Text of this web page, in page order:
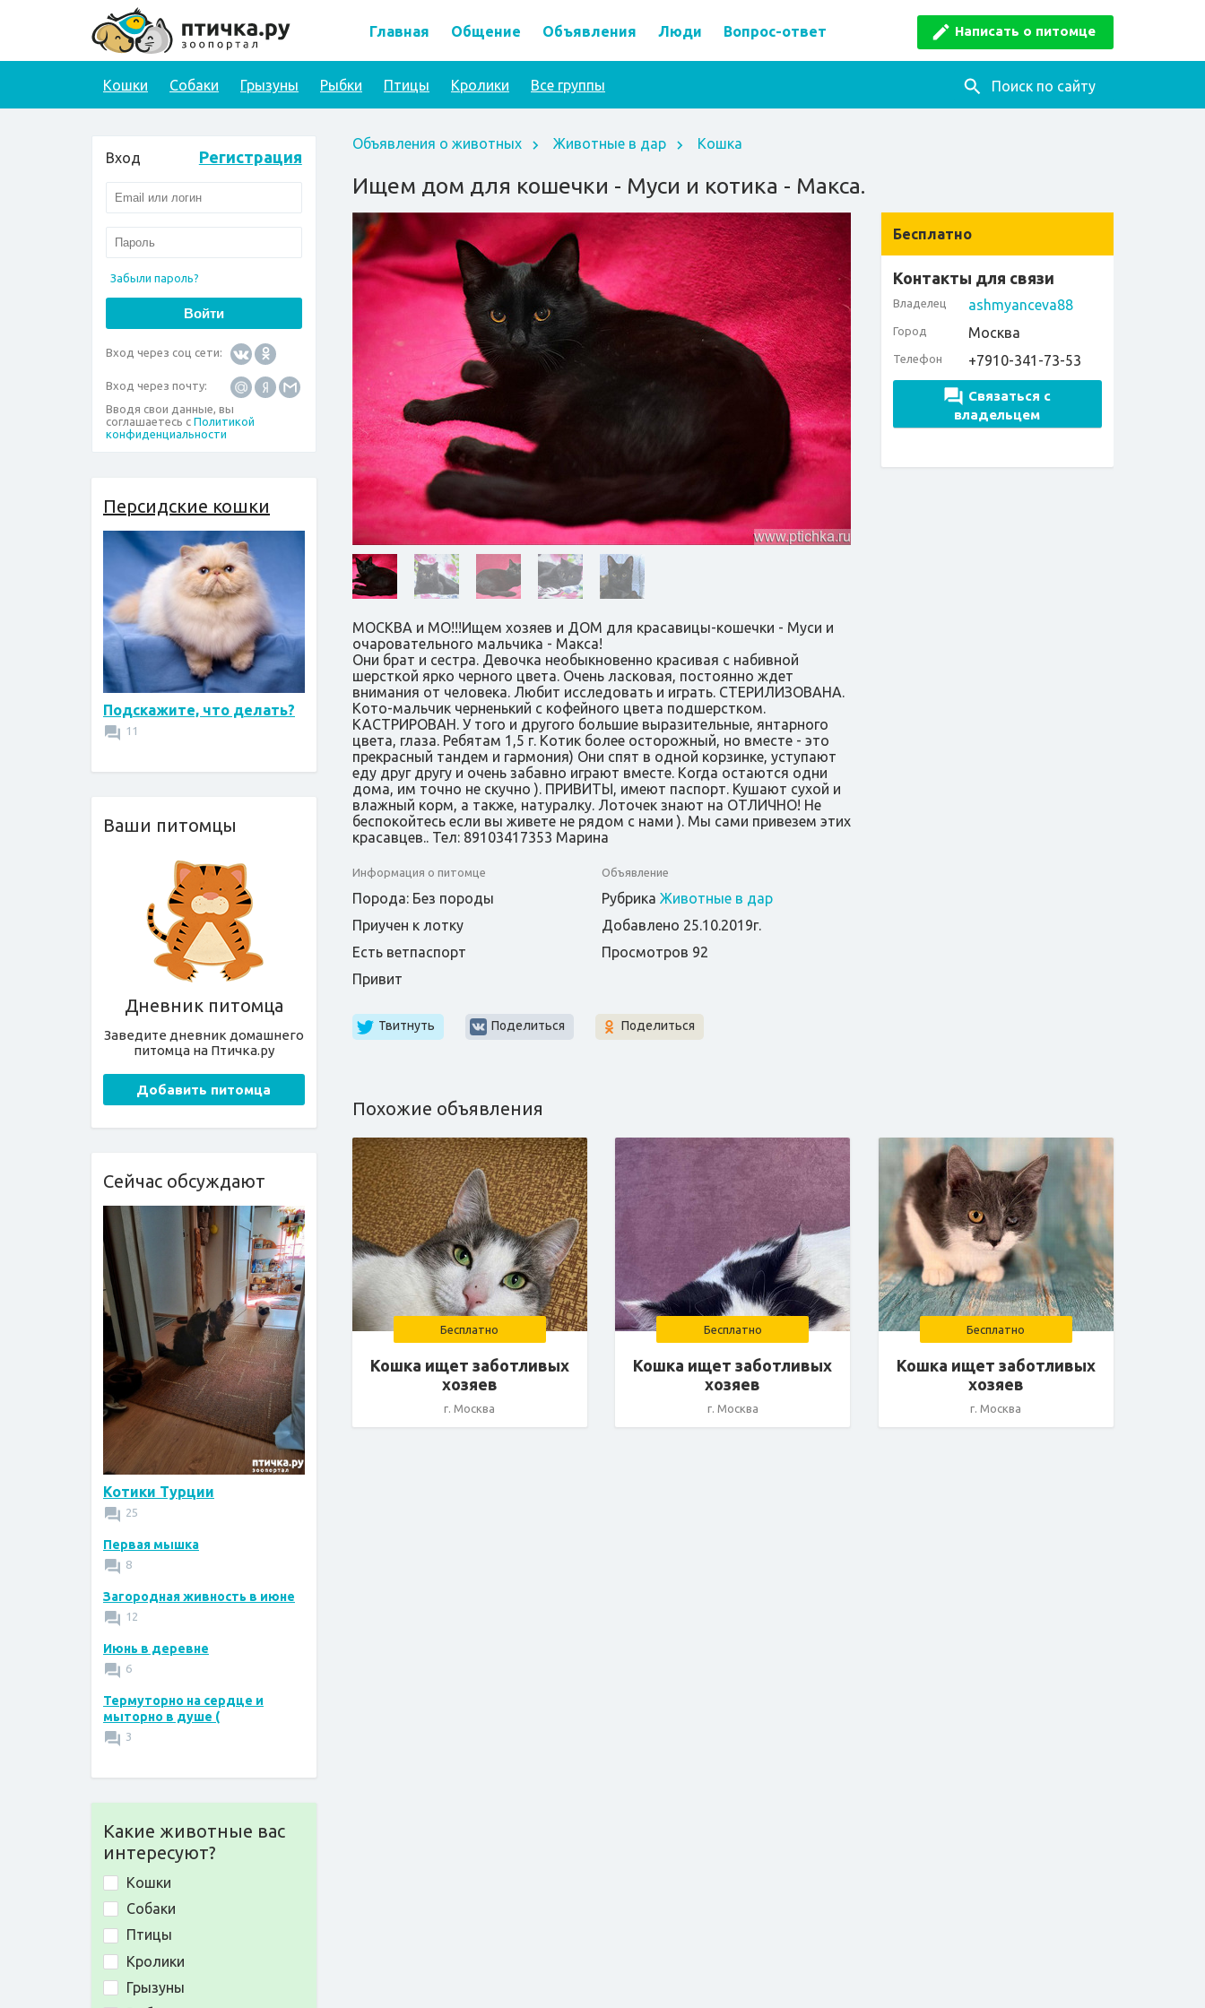
Написать о питомце
Главная Общение Объявления Люди Вопрос-ответ
Поиск по сайту
Кошки Собаки Грызуны Рыбки Птицы Кролики Все группы
Вход Регистрация
Забыли пароль?
Вход через соц сети:
Вход через почту:
Вводя свои данные, вы
соглашаетесь с Политикой
конфиденциальности
Персидские кошки
Подскажите, что делать?
11
Ваши питомцы
Дневник питомца
Заведите дневник домашнего
питомца на Птичка.ру
Добавить питомца
Сейчас обсуждают
Котики Турции
25
Первая мышка
8
Загородная живность в июне
12
Июнь в деревне
6
Термуторно на сердце и
мыторно в душе (
3
Какие животные вас
интересуют?
Кошки
Собаки
Птицы
Кролики
Грызуны
Объявления о животных Животные в дар Кошка
Ищем дом для кошечки - Муси и котика - Макса.
Бесплатно
Контакты для связи
Владелец ashmyanceva88
Город Москва
Телефон +7910-341-73-53
Связаться с
владельцем
МОСКВА и МО!!!Ищем хозяев и ДОМ для красавицы-кошечки - Муси и
очаровательного мальчика - Макса!
Они брат и сестра. Девочка необыкновенно красивая с набивной
шерсткой ярко черного цвета. Очень ласковая, постоянно ждет
внимания от человека. Любит исследовать и играть. СТЕРИЛИЗОВАНА.
Кото-мальчик черненький с кофейного цвета подшерстком.
КАСТРИРОВАН. У того и другого большие выразительные, янтарного
цвета, глаза. Ребятам 1,5 г. Котик более осторожный, но вместе - это
прекрасный тандем и гармония) Они спят в одной корзинке, уступают
еду друг другу и очень забавно играют вместе. Когда остаются одни
дома, им точно не скучно ). ПРИВИТЫ, имеют паспорт. Кушают сухой и
влажный корм, а также, натуралку. Лоточек знают на ОТЛИЧНО! Не
беспокойтесь если вы живете не рядом с нами ). Мы сами привезем этих
красавцев.. Тел: 89103417353 Марина
Информация о питомце
Порода: Без породы
Приучен к лотку
Есть ветпаспорт
Привит
Объявление
Рубрика Животные в дар
Добавлено 25.10.2019г.
Просмотров 92
Твитнуть Поделиться Поделиться
Похожие объявления
Бесплатно
Кошка ищет заботливых
хозяев
г. Москва
Бесплатно
Кошка ищет заботливых
хозяев
г. Москва
Бесплатно
Кошка ищет заботливых
хозяев
г. Москва